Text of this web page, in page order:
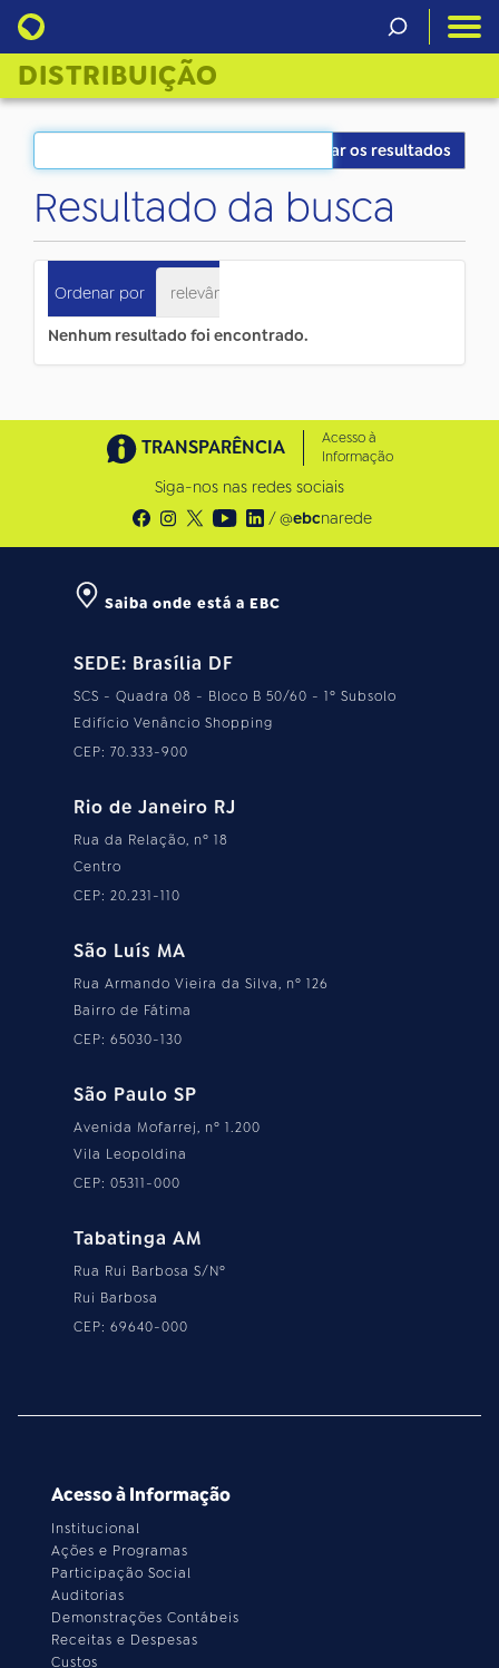
DISTRIBUIÇÃO
Filtrar os resultados
Resultado da busca
Ordenar por relevância
Nenhum resultado foi encontrado.
TRANSPARÊNCIA
Acesso à
Informação
Siga-nos nas redes sociais
/ @ebcnarede
Saiba onde está a EBC
SEDE: Brasília DF
SCS - Quadra 08 - Bloco B 50/60 - 1º Subsolo
Edifício Venâncio Shopping
CEP: 70.333-900
Rio de Janeiro RJ
Rua da Relação, nº 18
Centro
CEP: 20.231-110
São Luís MA
Rua Armando Vieira da Silva, nº 126
Bairro de Fátima
CEP: 65030-130
São Paulo SP
Avenida Mofarrej, nº 1.200
Vila Leopoldina
CEP: 05311-000
Tabatinga AM
Rua Rui Barbosa S/Nº
Rui Barbosa
CEP: 69640-000
Acesso à Informação
Institucional
Ações e Programas
Participação Social
Auditorias
Demonstrações Contábeis
Receitas e Despesas
Custos